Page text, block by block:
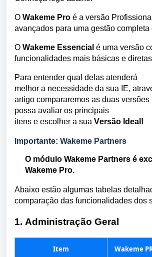
O Wakeme Pro é a versão
avançados para uma gestão completa
O Wakeme Essencial é uma versão
funcionalidades mais básicas e
Para entender qual delas atenderá
melhor a necessidade da sua IE,
artigo compararemos as duas
possa avaliar os principais
itens e escolher a sua Versão Ideal!
Importante: Wakeme Partners
O módulo Wakeme Partners é
Wakeme Pro.
Abaixo estão algumas tabelas
comparação das funcionalidades dos
1. Administração Geral
Item Wakeme